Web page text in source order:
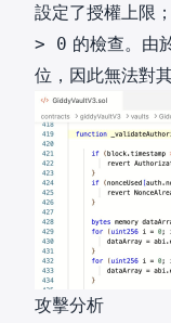
設定了授權上限；
> 0 的檢查。由
位，因此無法對
攻擊分析